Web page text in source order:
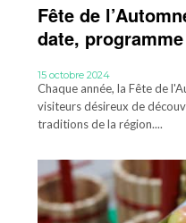
Fête de
date,
15 octobre 2024
Chaque année, la Fête de
visiteurs désireux de
traditions de la région....